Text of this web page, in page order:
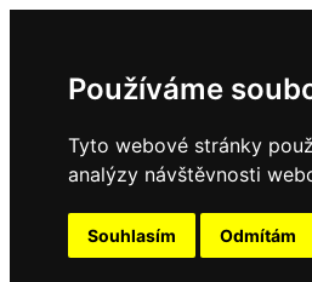
Používáme
Tyto webové stránky
analýzy návštěvnosti
Souhlasím Odmítám